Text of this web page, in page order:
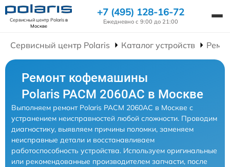
Сервисный центр Polarisв
Москве
+7 (495) 128-16-72
Ежедневно с 9:00 до 21:00
Сервисный центр Polaris Каталог устройств
Ремонт кофемашины
Polaris PACM 2060AC в Москве
Выполняем ремонт Polaris PACM 2060AC в Москве с
устранением неисправностей любой сложности. Проводим
диагностику, выявляем причины поломки, заменяем
неисправные детали и восстанавливаем
работоспособность устройства. Используем оригинальные
или рекомендованные производителем запчасти, после